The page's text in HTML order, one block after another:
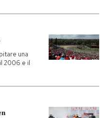
una
2006 e il